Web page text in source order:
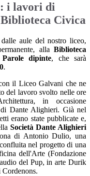
i lavori di
Civica
aule del nostro liceo,
alla Biblioteca
Parole dipinte, che sarà
.
il Liceo Galvani che ne
del lavoro svolto nelle ore
in occasione
Dante Alighieri. Già nel
erano state pubblicate e,
Società Dante Alighieri
di Antonio Dulio, una
nel progetto di una
dell'Arte (Fondazione
del Pup, in arte Durik